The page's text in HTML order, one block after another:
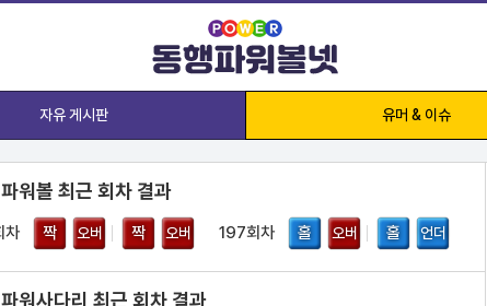
자유 게시판 유머 & 이슈
워볼 최근 회차 결과
차 짝 오버 짝 오버 197회차 홀 오버 홀 언더
워사다리 최근 회차 결과